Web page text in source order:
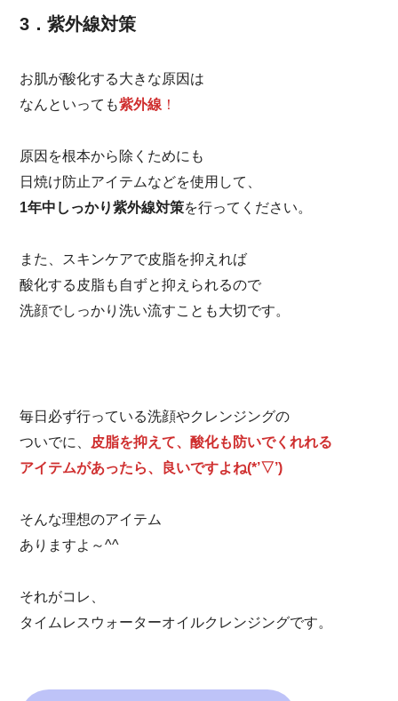
3．紫外線対策
お肌が酸化する大きな原因は
なんといっても紫外線 ！
原因を根本から除くためにも
日焼け防止アイテムなどを使用して、
1年中しっかり紫外線対策を行ってください。
また、スキンケアで皮脂を抑えれば
酸化する皮脂も自ずと抑えられるので
洗顔でしっかり洗い流すことも大切です。
毎日必ず行っている洗顔やクレンジングの
ついでに、 皮脂を抑えて、酸化も防いでくれれる
アイテムがあったら、良いですよね(*’▽’)
そんな理想のアイテム
ありますよ～^^
それがコレ、
タイムレスウォーターオイルクレンジングです。